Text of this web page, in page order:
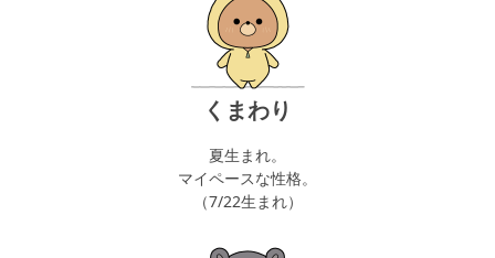
くまわり
夏生まれ。
マイペースな性格。
（7/22生まれ）